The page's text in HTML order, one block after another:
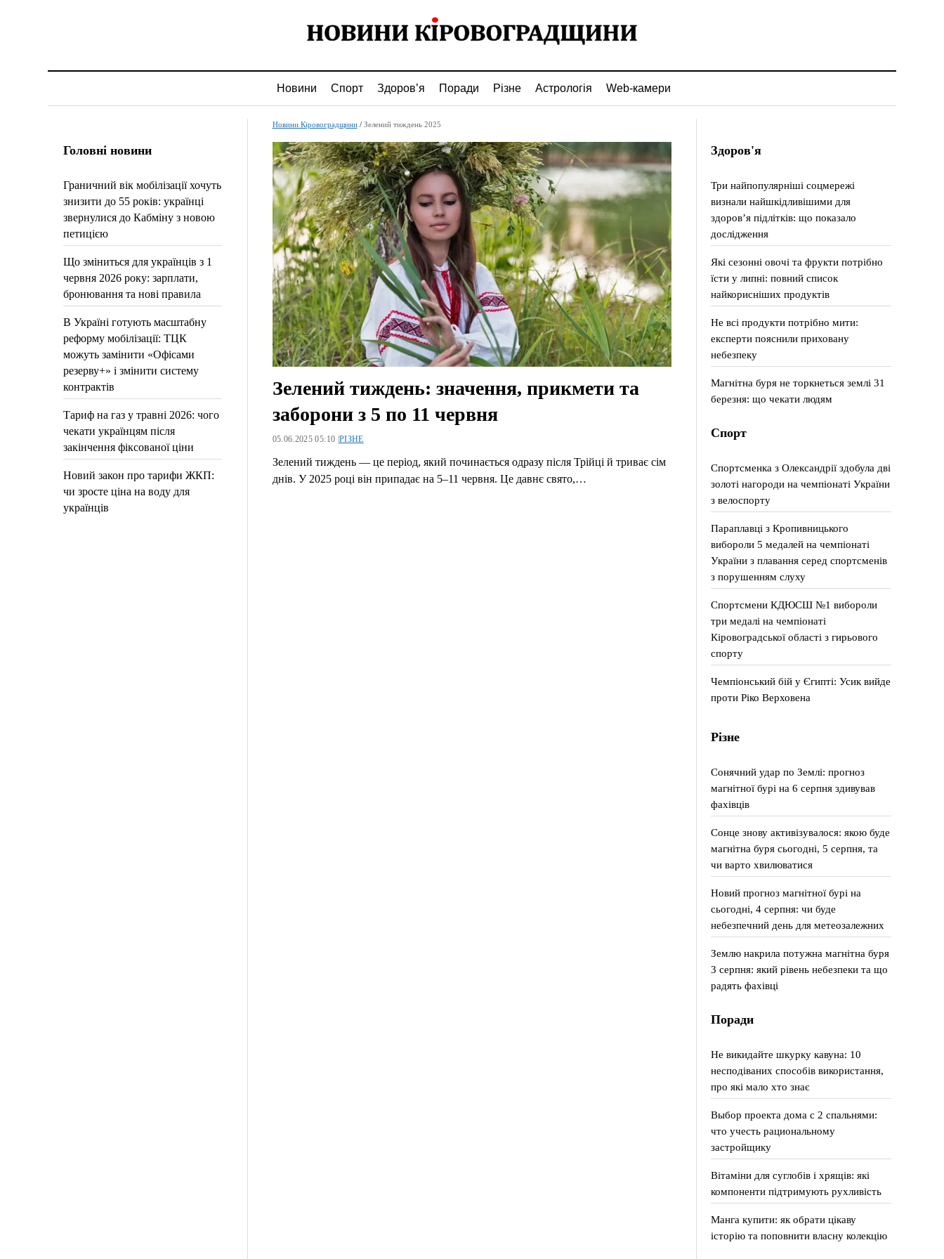
Новини Спорт Здоров’я Поради Різне Астрологія Web-камери
Головні новини
Граничний вік мобілізації хочуть
знизити до 55 років: українці
звернулися до Кабміну з новою
петицією
Що зміниться для українців з 1
червня 2026 року: зарплати,
бронювання та нові правила
В Україні готують масштабну
реформу мобілізації: ТЦК
можуть замінити «Офісами
резерву+» і змінити систему
контрактів
Тариф на газ у травні 2026: чого
чекати українцям після
закінчення фіксованої ціни
Новий закон про тарифи ЖКП:
чи зросте ціна на воду для
українців
Новини Кіровоградщини/ Зелений тиждень 2025
Зелений тиждень: значення, прикмети та
заборони з 5 по 11 червня
05.06.2025 05:10 |РІЗНЕ
Зелений тиждень — це період, який починається одразу після Трійці й триває сім
днів. У 2025 році він припадає на 5–11 червня. Це давнє свято,…
Здоров'я
Три найпопулярніші соцмережі
визнали найшкідливішими для
здоров’я підлітків: що показало
дослідження
Які сезонні овочі та фрукти потрібно
їсти у липні: повний список
найкорисніших продуктів
Не всі продукти потрібно мити:
експерти пояснили приховану
небезпеку
Магнітна буря не торкнеться землі 31
березня: що чекати людям
Спорт
Спортсменка з Олександрії здобула дві
золоті нагороди на чемпіонаті України
з велоспорту
Параплавці з Кропивницького
вибороли 5 медалей на чемпіонаті
України з плавання серед спортсменів
з порушенням слуху
Спортсмени КДЮСШ №1 вибороли
три медалі на чемпіонаті
Кіровоградської області з гирьового
спорту
Чемпіонський бій у Єгипті: Усик вийде
проти Ріко Верховена
Різне
Сонячний удар по Землі: прогноз
магнітної бурі на 6 серпня здивував
фахівців
Сонце знову активізувалося: якою буде
магнітна буря сьогодні, 5 серпня, та
чи варто хвилюватися
Новий прогноз магнітної бурі на
сьогодні, 4 серпня: чи буде
небезпечний день для метеозалежних
Землю накрила потужна магнітна буря
3 серпня: який рівень небезпеки та що
радять фахівці
Поради
Не викидайте шкурку кавуна: 10
несподіваних способів використання,
про які мало хто знає
Выбор проекта дома с 2 спальнями:
что учесть рациональному
застройщику
Вітаміни для суглобів і хрящів: які
компоненти підтримують рухливість
Манга купити: як обрати цікаву
історію та поповнити власну колекцію